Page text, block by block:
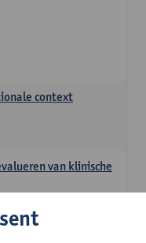
context
van klinische
Leurs